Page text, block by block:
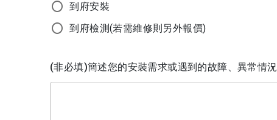
到府安裝
到府檢測(若需維修則另外報價​​)
(非必填)簡述您的安裝需求或遇到的故障、異常情況